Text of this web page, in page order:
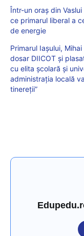
Într-un oraș din
ce primarul liberal a
de energie
Primarul Iașului,
dosar DIICOT și
cu elita școlară și
administrația locală
tinereții”